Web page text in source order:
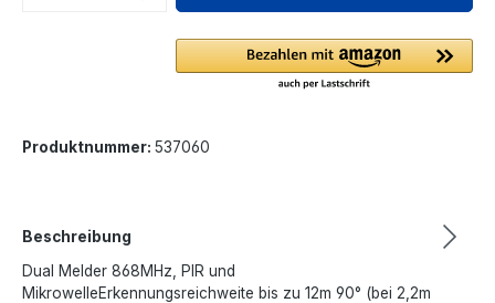
Produktnummer: 537060
Beschreibung
Dual Melder 868MHz, PIR und
MikrowelleErkennungsreichweite bis zu 12m 90° (bei 2,2m